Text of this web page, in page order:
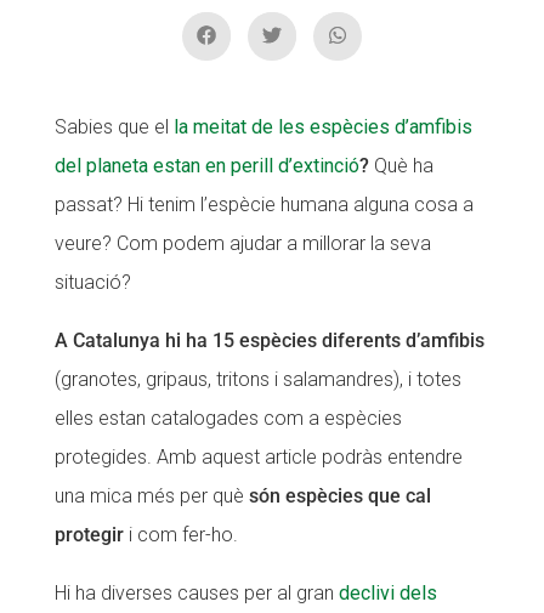
Sabies que el la meitat de les espècies d’amfibis
del planeta estan en perill d’extinció?Què ha
passat? Hi tenim l’espècie humana alguna cosa a
veure? Com podem ajudar a millorar la seva
situació?
A Catalunya hi ha 15 espècies diferents d’amfibis
(granotes, gripaus, tritons i salamandres), i totes
elles estan catalogades com a espècies
protegides. Amb aquest article podràs entendre
una mica més per què són espècies que cal
protegiri com fer-ho.
Hi ha diverses causes per al gran declivi dels
CONEIX FUNDESPLAI
La Fundació
Missió i valors
Els comptes clars
Memòria d'activitats
Proposta educativa
CONEIX FUNDESPLAI
La Fundació
Missió i valors
Els comptes clars
Memòria d'activitats
Proposta educativa